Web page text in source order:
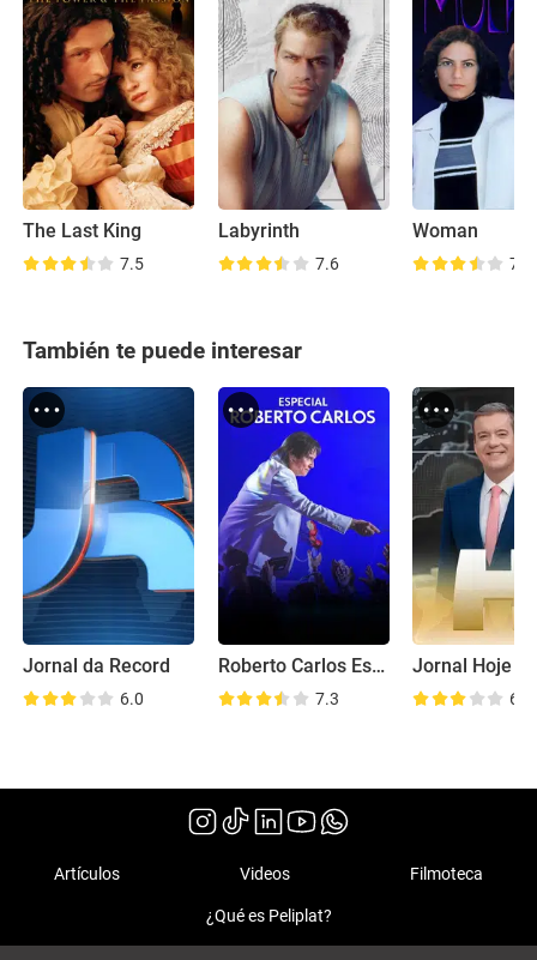
The Last King
7.5
Labyrinth
7.6
Woman
7.6
También te puede interesar
Jornal da Record
6.0
Roberto Carlos Especial
7.3
Jornal Hoje
6.8
Artículos Videos Filmoteca
¿Qué es Peliplat?